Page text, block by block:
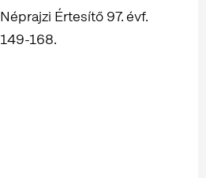
Néprajzi Értesítő 97. évf.
149-168.